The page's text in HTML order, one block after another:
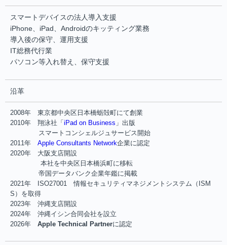
スマートデバイスの法人導入支援
iPhone、iPad、Androidのキッティング業務
導入後の保守、運用支援
IT総務代行業
パソコン等入れ替え、保守支援
沿革
2008年 東京都中央区日本橋蛎殻町にて創業
2010年 翔泳社「 iPad on Business 」出版
スマートコンシェルジュサービス開始
2011年 Apple Consultants Network企業に認定
2020年 大阪支店開設
本社を中央区日本橋浜町に移転
帝国データバンク企業年鑑に掲載
2021年 ISO27001 情報セキュリティマネジメントシステム（ISM
S）を取得
2023年 沖縄支店開設
2024年 沖縄イシン合同会社を設立
2026年 Apple Technical Partnerに認定